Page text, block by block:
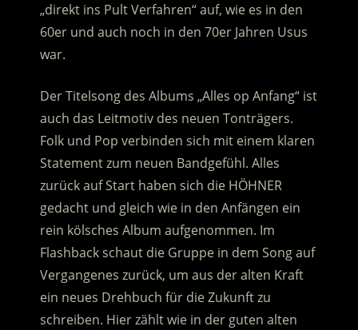
„direkt ins Pult Verfahren“ auf, wie es in den
60er und auch noch in den 70er Jahren Usus
war.
Der Titelsong des Albums „Alles op Anfang“ ist
auch das Leitmotiv des neuen Tonträgers.
Folk und Pop verbinden sich mit einem klaren
Statement zum neuen Bandgefühl. Alles
zurück auf Start haben sich die HÖHNER
gedacht und gleich wie in den Anfängen ein
rein kölsches Album aufgenommen. Im
Flashback schaut die Gruppe in dem Song auf
Vergangenes zurück, um aus der alten Kraft
ein neues Drehbuch für die Zukunft zu
schreiben. Hier zählt wie in der guten alten